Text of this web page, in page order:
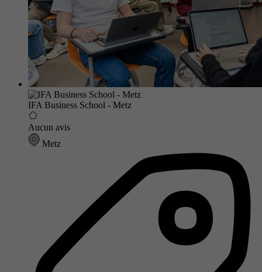
IFA Business School - Metz
Aucun avis
Metz